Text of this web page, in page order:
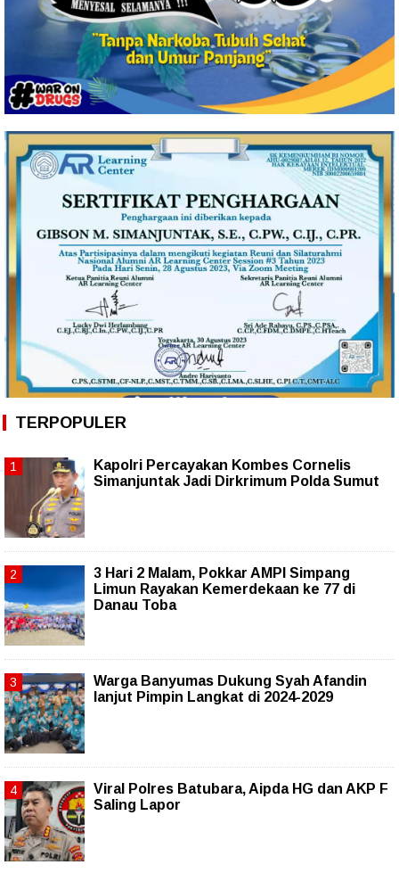
TERPOPULER
Kapolri Percayakan Kombes Cornelis
Simanjuntak Jadi Dirkrimum Polda Sumut
3 Hari 2 Malam, Pokkar AMPI Simpang
Limun Rayakan Kemerdekaan ke 77 di
Danau Toba
Warga Banyumas Dukung Syah Afandin
lanjut Pimpin Langkat di 2024-2029
Viral Polres Batubara, Aipda HG dan AKP F
Saling Lapor